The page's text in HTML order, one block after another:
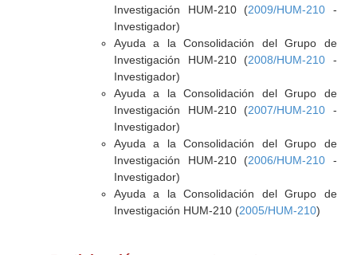
Investigación HUM-210 (2009/HUM-210 -
Investigador)
Ayuda a la Consolidación del Grupo de
Investigación HUM-210 (2008/HUM-210 -
Investigador)
Ayuda a la Consolidación del Grupo de
Investigación HUM-210 (2007/HUM-210 -
Investigador)
Ayuda a la Consolidación del Grupo de
Investigación HUM-210 (2006/HUM-210 -
Investigador)
Ayuda a la Consolidación del Grupo de
Investigación HUM-210 (2005/HUM-210)